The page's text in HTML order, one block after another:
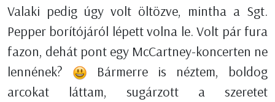
Valaki pedig úgy volt öltözve, mintha a Sgt.
Pepper borítójáról lépett volna le. Volt pár fura
fazon, dehát pont egy McCartney-koncerten ne
lennének?
Bármerre is néztem, boldog
arcokat láttam, sugárzott a szeretet